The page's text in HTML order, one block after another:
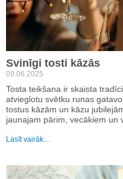
Svinīgi tosti kāzās
09.06.2025
Tosta teikšana ir skaista
atvieglotu svētku runas
tostus kāzām un kāzu
jaunajam pārim, vecākiem un
Lasīt vairāk…